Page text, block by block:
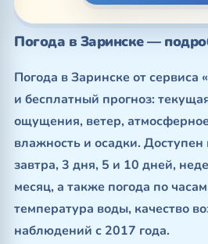
Погода в Заринске —
Погода в Заринске от
и бесплатный прогноз:
ощущения, ветер,
влажность и осадки. Доступен
завтра, 3 дня, 5 и 10 дней,
месяц, а также погода по
температура воды, качество
наблюдений с 2017 года.